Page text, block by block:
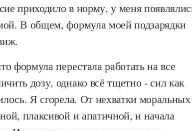
приходило в норму, у меня
В общем, формула моей подзарядки
формула перестала работать на все
дозу, однако всё тщетно - сил как
Я сгорела. От нехватки моральных
плаксивой и апатичной, и начала